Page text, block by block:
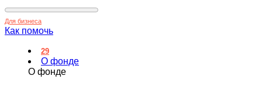
Для бизнеса
Как помочь
29
О фонде
О фонде